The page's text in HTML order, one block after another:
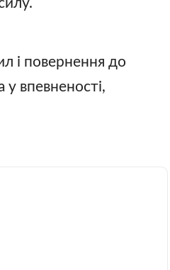
і повернення до
впевненості,